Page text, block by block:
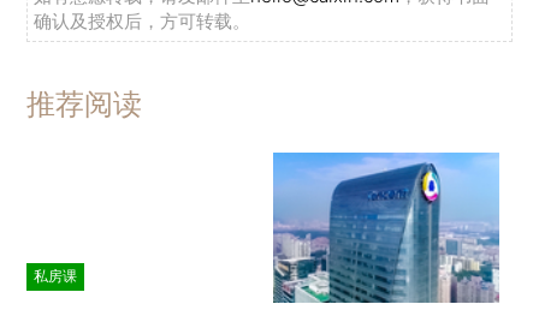
确认及授权后，方可转载。
推荐阅读
私房课